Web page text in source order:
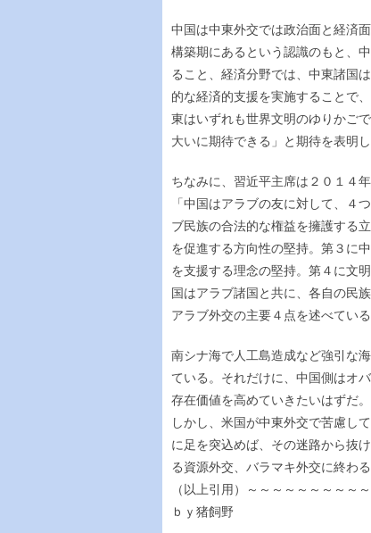
中国は中東外交では政治面と経済
構築期にあるという認識のもと、
ること、経済分野では、中東諸国
的な経済的支援を実施することで
東はいずれも世界文明のゆりかご
大いに期待できる」と期待を表明し
ちなみに、習近平主席は２０１４
「中国はアラブの友に対して、４
ブ民族の合法的な権益を擁護する
を促進する方向性の堅持。第３に
を支援する理念の堅持。第４に文
国はアラブ諸国と共に、各自の民
アラブ外交の主要４点を述べている
南シナ海で人工島造成など強引な
ている。それだけに、中国側はオ
存在価値を高めていきたいはずだ。
しかし、米国が中東外交で苦慮し
に足を突込めば、その迷路から抜
る資源外交、バラマキ外交に終わ
（以上引用）～～～～～～～～～
ｂｙ猪飼野